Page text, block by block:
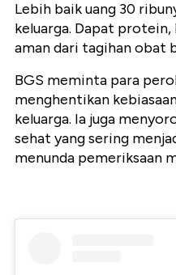
Lebih baik uang 30
keluarga. Dapat
aman dari tagihan obat
BGS meminta para
menghentikan
keluarga. Ia juga
sehat yang sering
menunda pemeriksaan